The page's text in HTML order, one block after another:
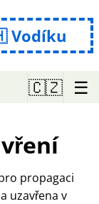
Vodíku
🇨🇿 ☰
propagaci
uzavřena v